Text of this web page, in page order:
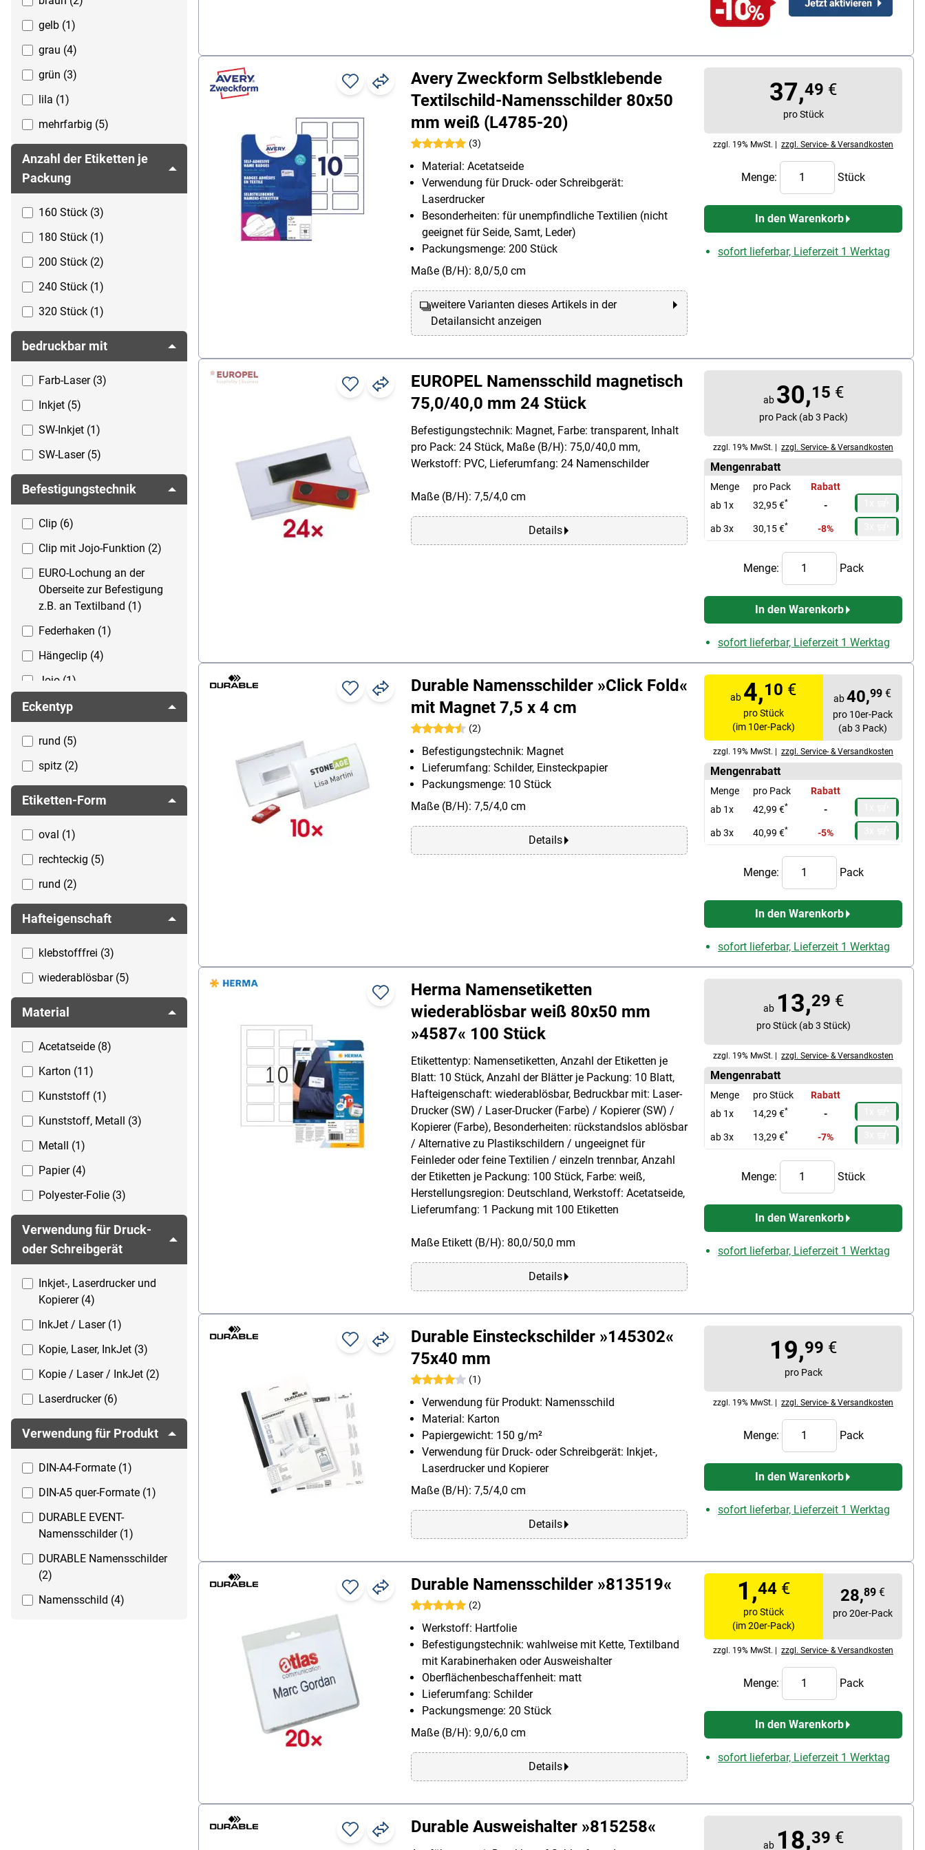
gelb (1)
grau (4)
grün (3)
lila (1)
mehrfarbig (5)
schwarz (12)
Anzahl der Etiketten je
Packung
160 Stück (3)
180 Stück (1)
200 Stück (2)
240 Stück (1)
320 Stück (1)
bedruckbar mit
Farb-Laser (3)
Inkjet (5)
SW-Inkjet (1)
SW-Laser (5)
Befestigungstechnik
Clip (6)
Clip mit Jojo-Funktion (2)
EURO-Lochung an der
Oberseite zur Befestigung
z.B. an Textilband (1)
Federhaken (1)
Hängeclip (4)
Jojo (1)
Karabiner (12)
Nadel) (1)
Textilband oder Ausweisjojo
(1)
Krokoklemme (2)
Lochausstanzung zur
Verwendung mit
Ausweishalter / Clip /
Textilband (1)
Magnet (27)
ohne (2)
Textilband (7)
wahlweise mit Kette,
Textilband mit
Ausweishalter (1)
Wellennadel (2)
zum Anklemmen (1)
Eckentyp
rund (5)
spitz (2)
Etiketten-Form
oval (1)
rechteckig (5)
rund (2)
Hafteigenschaft
klebstofffrei (3)
wiederablösbar (5)
Material
Acetatseide (8)
Karton (11)
Kunststoff (1)
Kunststoff, Metall (3)
Metall (1)
Papier (4)
Polyester-Folie (3)
Textil (1)
Verwendung für Druck-
oder Schreibgerät
Inkjet-, Laserdrucker und
Kopierer (4)
InkJet / Laser (1)
Kopie, Laser, InkJet (3)
Kopie / Laser / InkJet (2)
Laserdrucker (6)
Verwendung für Produkt
DIN-A4-Formate (1)
DIN-A5 quer-Formate (1)
DURABLE EVENT-
Namensschilder (1)
DURABLE Namensschilder
(2)
Namensschild (4)
Avery Zweckform Selbstklebende
Textilschild-Namensschilder 80x50
mm weiß (L4785-20)
(3)
Material: Acetatseide
Verwendung für Druck- oder Schreibgerät:
Laserdrucker
Besonderheiten: für unempfindliche Textilien (nicht
geeignet für Seide, Samt, Leder)
Packungsmenge: 200 Stück
Maße (B/H): 8,0/5,0 cm
weitere Varianten dieses Artikels in der
Detailansicht anzeigen
37,49 €
pro Stück
zzgl. 19% MwSt. | zzgl. Service- & Versandkosten
Menge: Stück
In den Warenkorb
sofort lieferbar, Lieferzeit 1 Werktag
EUROPEL Namensschild magnetisch
75,0/40,0 mm 24 Stück
Befestigungstechnik: Magnet, Farbe: transparent, Inhalt
pro Pack: 24 Stück, Maße (B/H): 75,0/40,0 mm,
Werkstoff: PVC, Lieferumfang: 24 Namenschilder
Maße (B/H): 7,5/4,0 cm
Details
ab 30,15 €
pro Pack (ab 3 Pack)
zzgl. 19% MwSt. | zzgl. Service- & Versandkosten
Mengenrabatt
Menge pro Pack
Rabatt
ab 1x
32,95 €* -
ab 3x 30,15 €* -8%
Menge: Pack
In den Warenkorb
sofort lieferbar, Lieferzeit 1 Werktag
Durable Namensschilder »Click Fold«
mit Magnet 7,5 x 4 cm
(2)
Befestigungstechnik: Magnet
Lieferumfang: Schilder, Einsteckpapier
Packungsmenge: 10 Stück
Maße (B/H): 7,5/4,0 cm
Details
ab 4,10 €
pro Stück
(im 10er-Pack)
ab40,99€
pro 10er-Pack
(ab 3 Pack)
zzgl. 19% MwSt. | zzgl. Service- & Versandkosten
Mengenrabatt
Menge pro Pack
Rabatt
ab 1x
42,99 €* -
ab 3x 40,99 €* -5%
Menge: Pack
In den Warenkorb
sofort lieferbar, Lieferzeit 1 Werktag
Herma Namensetiketten
wiederablösbar weiß 80x50 mm
»4587« 100 Stück
Etikettentyp: Namensetiketten, Anzahl der Etiketten je
Blatt: 10 Stück, Anzahl der Blätter je Packung: 10 Blatt,
Hafteigenschaft: wiederablösbar, Bedruckbar mit: Laser-
Drucker (SW) / Laser-Drucker (Farbe) / Kopierer (SW) /
Kopierer (Farbe), Besonderheiten: rückstandslos ablösbar
/ Alternative zu Plastikschildern / ungeeignet für
Feinleder oder feine Textilien / einzeln trennbar, Anzahl
der Etiketten je Packung: 100 Stück, Farbe: weiß,
Herstellungsregion: Deutschland, Werkstoff: Acetatseide,
Lieferumfang: 1 Packung mit 100 Etiketten
Maße Etikett (B/H): 80,0/50,0 mm
Details
ab 13,29 €
pro Stück (ab 3 Stück)
zzgl. 19% MwSt. | zzgl. Service- & Versandkosten
Mengenrabatt
Menge pro Stück
Rabatt
ab 1x
14,29 €* -
ab 3x 13,29 €* -7%
Menge: Stück
In den Warenkorb
sofort lieferbar, Lieferzeit 1 Werktag
Durable Einsteckschilder »145302«
75x40 mm
(1)
Verwendung für Produkt: Namensschild
Material: Karton
Papiergewicht: 150 g/m²
Verwendung für Druck- oder Schreibgerät: Inkjet-,
Laserdrucker und Kopierer
Maße (B/H): 7,5/4,0 cm
Details
19,99 €
pro Pack
zzgl. 19% MwSt. | zzgl. Service- & Versandkosten
Menge: Pack
In den Warenkorb
sofort lieferbar, Lieferzeit 1 Werktag
Durable Namensschilder »813519«
(2)
Werkstoff: Hartfolie
Befestigungstechnik: wahlweise mit Kette, Textilband
mit Karabinerhaken oder Ausweishalter
Oberflächenbeschaffenheit: matt
Lieferumfang: Schilder
Packungsmenge: 20 Stück
Maße (B/H): 9,0/6,0 cm
Details
1,44 €
pro Stück
(im 20er-Pack)
28,89 €
pro 20er-Pack
zzgl. 19% MwSt. | zzgl. Service- & Versandkosten
Menge: Pack
In den Warenkorb
sofort lieferbar, Lieferzeit 1 Werktag
Durable Ausweishalter »815258«
ab 18,39 €